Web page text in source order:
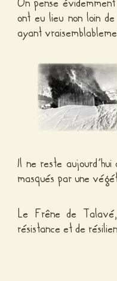
ont eu lieu non loin
ayant
Il ne reste
masqués par une
Le Frêne de
résistance et de